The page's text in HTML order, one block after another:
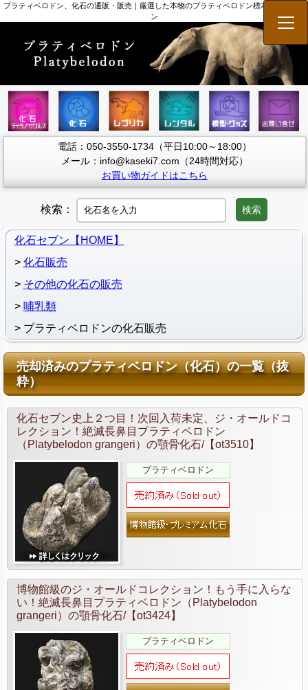
プラティベロドン、化石の通販・販売｜厳選した本物のプラティベロドン標本 | 化石セブ
ン
メ
電話：050-3550-1734（平日10:00～18:00）
メール：info@kaseki7.com（24時間対応）
お買い物ガイドはこちら
検索： 検索
化石セブン【HOME】
化石販売
その他の化石の販売
哺乳類
プラティベロドンの化石販売
売却済みのプラティベロドン（化石）の一覧（抜
粋）
化石セブン史上２つ目！次回入荷未定、ジ・オールドコ
レクション！絶滅長鼻目プラティベロドン
（Platybelodon grangeri）の顎骨化石/【ot3510】
プラティベロドン
博物館級のジ・オールドコレクション！もう手に入らな
い！絶滅長鼻目プラティベロドン（Platybelodon
grangeri）の顎骨化石/【ot3424】
プラティベロドン